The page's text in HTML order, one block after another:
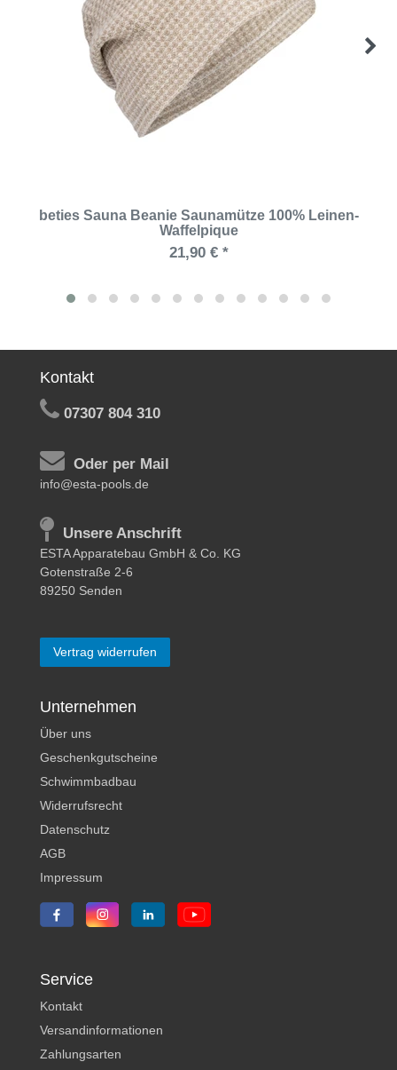
beties Sauna Beanie Saunamütze 100% Leinen-
Waffelpique
21,90 € *
Kontakt
07307 804 310
Oder per Mail
info@esta-pools.de
Unsere Anschrift
ESTA Apparatebau GmbH & Co. KG
Gotenstraße 2-6
89250 Senden
Vertrag widerrufen
Unternehmen
Über uns
Geschenkgutscheine
Schwimmbadbau
Widerrufsrecht
Datenschutz
AGB
Impressum
Service
Kontakt
Versandinformationen
Zahlungsarten